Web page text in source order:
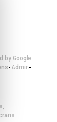
by Google
Admin